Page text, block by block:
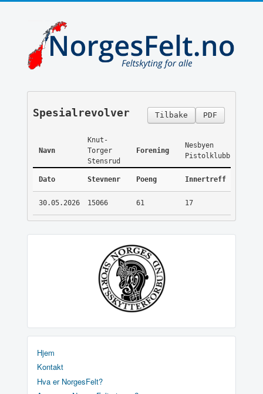
PDF
Tilbake
Spesialrevolver
Navn
Knut-
Torger
Stensrud
Forening
Nesbyen
Pistolklubb
Dato Stevnenr Poeng Innertreff
30.05.2026 15066 61 17
Hjem
Kontakt
Hva er NorgesFelt?